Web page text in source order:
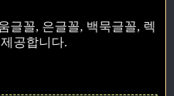
글꼴, 은글꼴, 백묵글꼴, 렉
공합니다.